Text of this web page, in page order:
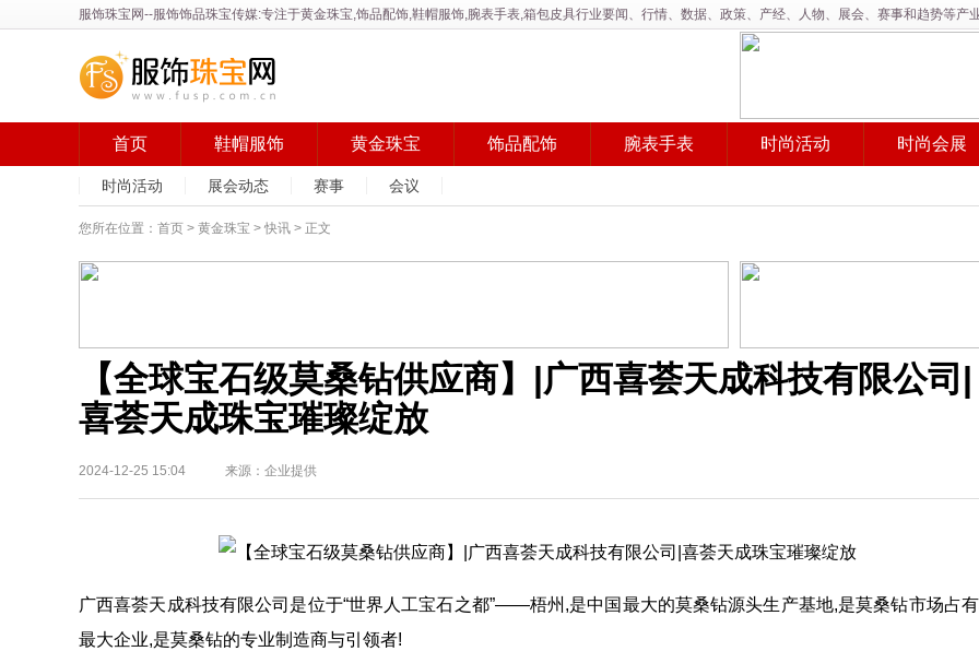
服饰珠宝网--服饰饰品珠宝传媒:专注于黄金珠宝,饰品配饰,鞋帽服饰,腕表手表,箱包皮具行业要闻、行情、数据、政策、产经、人物、展会、赛事和趋势等产业
首页 鞋帽服饰 黄金珠宝 饰品配饰 腕表手表 时尚活动 时尚会展
时尚活动 展会动态 赛事 会议
您所在位置： 首页 > 黄金珠宝 > 快讯 > 正文
【全球宝石级莫桑钻供应商】|广西喜荟天成科技有限公司|
喜荟天成珠宝璀璨绽放
2024-12-25 15:04 来源：企业提供
广西喜荟天成科技有限公司是位于“世界人工宝石之都”——梧州,是中国最大的莫桑钻源头生产基地,是莫桑钻市场占
最大企业,是莫桑钻的专业制造商与引领者!